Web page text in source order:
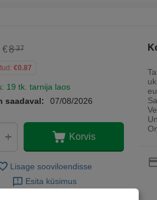
€8 37
€0.87
19 tk. tarnija laos
saadaval:
07/08/2026
+ Korvis
Lisage sooviloendisse
Esita küsimus